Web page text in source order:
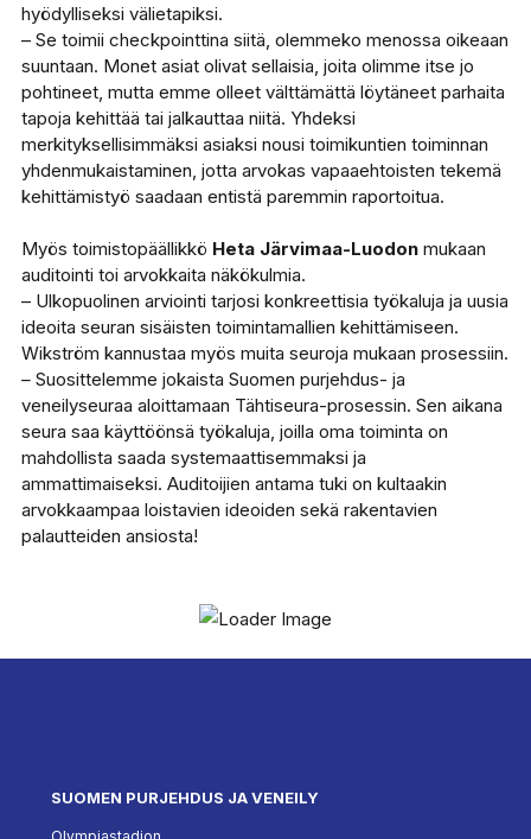
hyödylliseksi välietapiksi.
– Se toimii checkpointtina siitä, olemmeko menossa oikeaan
suuntaan. Monet asiat olivat sellaisia, joita olimme itse jo
pohtineet, mutta emme olleet välttämättä löytäneet parhaita
tapoja kehittää tai jalkauttaa niitä. Yhdeksi
merkityksellisimmäksi asiaksi nousi toimikuntien toiminnan
yhdenmukaistaminen, jotta arvokas vapaaehtoisten tekemä
kehittämistyö saadaan entistä paremmin raportoitua.
Myös toimistopäällikkö Heta Järvimaa-Luodonmukaan
auditointi toi arvokkaita näkökulmia.
– Ulkopuolinen arviointi tarjosi konkreettisia työkaluja ja uusia
ideoita seuran sisäisten toimintamallien kehittämiseen.
Wikström kannustaa myös muita seuroja mukaan prosessiin.
– Suosittelemme jokaista Suomen purjehdus- ja
veneilyseuraa aloittamaan Tähtiseura-prosessin. Sen aikana
seura saa käyttöönsä työkaluja, joilla oma toiminta on
mahdollista saada systemaattisemmaksi ja
ammattimaiseksi. Auditoijien antama tuki on kultaakin
arvokkaampaa loistavien ideoiden sekä rakentavien
palautteiden ansiosta!
SUOMEN PURJEHDUS JA VENEILY